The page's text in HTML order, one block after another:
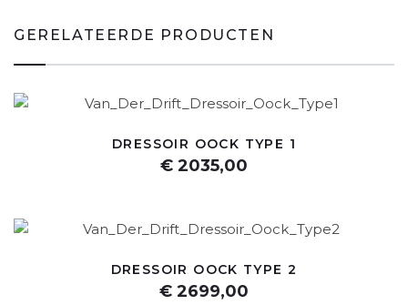
GERELATEERDE PRODUCTEN
DRESSOIR OOCK TYPE 1
€ 2035,00
DRESSOIR OOCK TYPE 2
€ 2699,00